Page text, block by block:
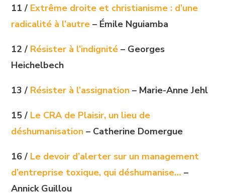
11 / Extrême droite et christianisme : d’une
radicalité à l’autre – Émile Nguiamba
12 / Résister à l’indignité – Georges
Heichelbech
13 / Résister à l’assignation – Marie-Anne Jehl
15 / Le CRA de Plaisir, un lieu de
déshumanisation – Catherine Domergue
16 / Le devoir d’alerter sur un management
d’entreprise toxique, qui déshumanise… –
Annick Guillou